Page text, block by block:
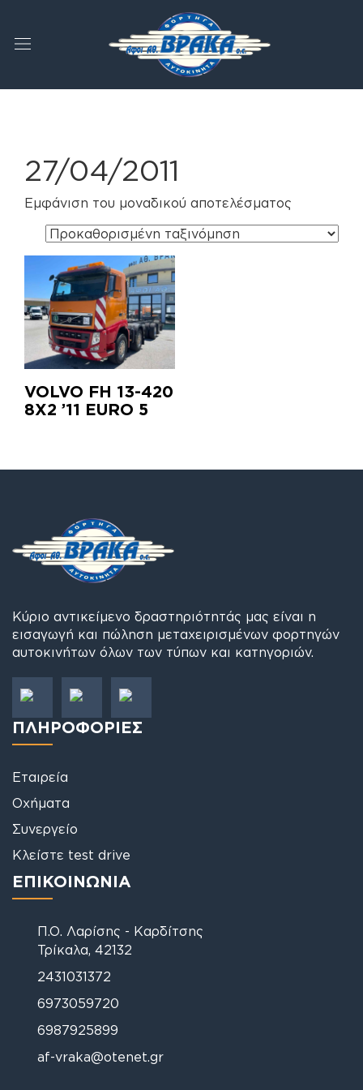
27/04/2011
Εμφάνιση του μοναδικού αποτελέσματος
VOLVO FH 13-420
8X2 ’11 EURO 5
Κύριο αντικείμενο δραστηριότητάς μας είναι η
εισαγωγή και πώληση μεταχειρισμένων φορτηγών
αυτοκινήτων όλων των τύπων και κατηγοριών.
ΠΛΗΡΟΦΟΡΙΕΣ
Εταιρεία
Οχήματα
Συνεργείο
Κλείστε test drive
ΕΠΙΚΟΙΝΩΝΙΑ
Π.Ο. Λαρίσης - Καρδίτσης
Τρίκαλα, 42132
2431031372
6973059720
6987925899
af-vraka@otenet.gr